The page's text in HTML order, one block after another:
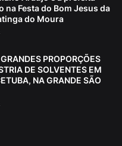
na Festa do Bom Jesus da
do Moura
PROPORÇÕES
DE SOLVENTES EM
NA GRANDE SÃO